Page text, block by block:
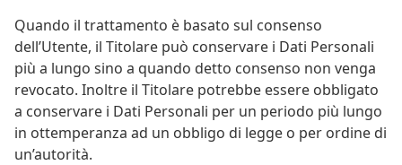
Quando il trattamento è basato sul consenso
dell’Utente, il Titolare può conservare i Dati Personali
più a lungo sino a quando detto consenso non venga
revocato. Inoltre il Titolare potrebbe essere obbligato
a conservare i Dati Personali per un periodo più lungo
in ottemperanza ad un obbligo di legge o per ordine di
un’autorità.